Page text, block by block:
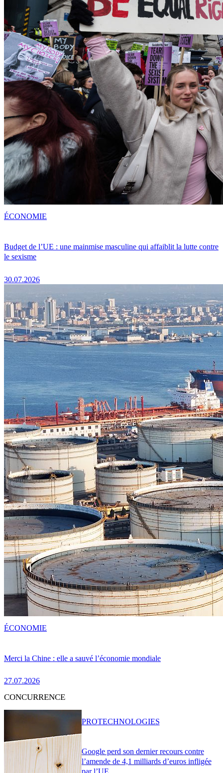
Budget de l’UE : une mainmise masculine qui affaiblit la lutte contre
le sexisme
30.07.2026
ÉCONOMIE
Merci la Chine : elle a sauvé l’économie mondiale
27.07.2026
ÉCONOMIE
CONCURRENCE
Google perd son dernier recours contre
l’amende de 4,1 milliards d’euros infligée
PROTECHNOLOGIES